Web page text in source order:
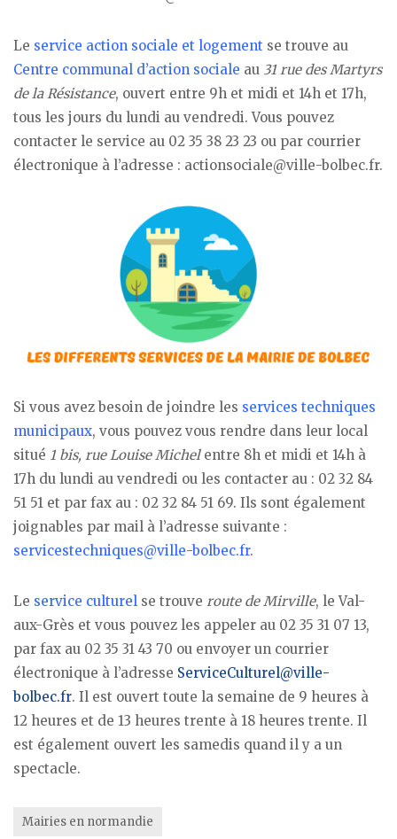
Le service action sociale et logement se trouve au
Centre communal d’action sociale au 31 rue des Martyrs
de la Résistance, ouvert entre 9h et midi et 14h et 17h,
tous les jours du lundi au vendredi. Vous pouvez
contacter le service au 02 35 38 23 23 ou par courrier
électronique à l’adresse : actionsociale@ville-bolbec.fr.
Si vous avez besoin de joindre les services techniques
municipaux, vous pouvez vous rendre dans leur local
situé 1 bis, rue Louise Michelentre 8h et midi et 14h à
17h du lundi au vendredi ou les contacter au : 02 32 84
51 51 et par fax au : 02 32 84 51 69. Ils sont également
joignables par mail à l’adresse suivante :
servicestechniques@ville-bolbec.fr.
Le service culturel se trouve route de Mirville, le Val-
aux-Grès et vous pouvez les appeler au 02 35 31 07 13,
par fax au 02 35 31 43 70 ou envoyer un courrier
électronique à l’adresse ServiceCulturel@ville-
bolbec.fr. Il est ouvert toute la semaine de 9 heures à
12 heures et de 13 heures trente à 18 heures trente. Il
est également ouvert les samedis quand il y a un
spectacle.
Mairies en normandie